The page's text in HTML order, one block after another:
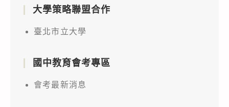
大學策略聯盟合作
臺北市立大學
國中教育會考專區
會考最新消息